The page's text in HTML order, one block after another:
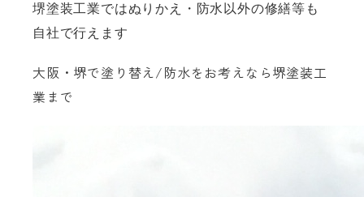
堺塗装工業ではぬりかえ・防水以外の修繕等も
自社で行えます
大阪・堺で塗り替え/防水をお考えなら堺塗装工
業まで